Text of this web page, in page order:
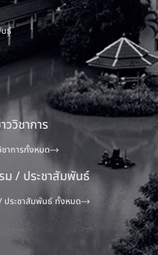
ธ์
ววิชาการ
ชาการทั้งหมด
ม / ประชาสัมพันธ์
ประชาสัมพันธ์ ทั้งหมด